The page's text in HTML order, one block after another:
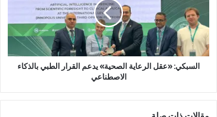
د
م
و
ل
ي
:
«
ع
السبكي: «عقل الرعاية الصحية» يدعم القرار الطبي بالذكاء
الاصطناعي